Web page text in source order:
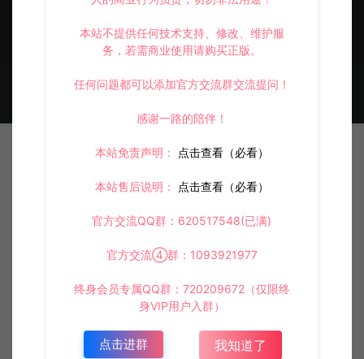
© 2021~2026 阿泽源码网 www.lyzwlkj.vip 冷雨泽 网站地图
资源 投稿
本站不提供任何技术支持、修改、维护服
务，若需商业使用请购买正版。
任何问题都可以添加官方交流群交流提问！
感谢一路的陪伴！
本站免责声明： 点击查看（必看）
本站售后说明： 点击查看（必看）
官方交流QQ群：620517548(已满)
官方交流④群：1093921977
终身会员专属QQ群：720209672（仅限终
身VIP用户入群）
点击进群 我知道了